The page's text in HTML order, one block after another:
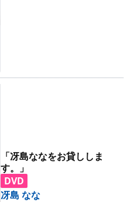
「冴島ななをお貸ししま
す。」
DVD
冴島 なな